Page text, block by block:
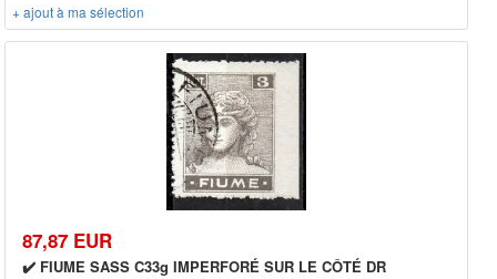
+ ajout à ma sélection
87,87 EUR
✔️ FIUME SASS C33g IMPERFORÉ SUR LE CÔTÉ DR